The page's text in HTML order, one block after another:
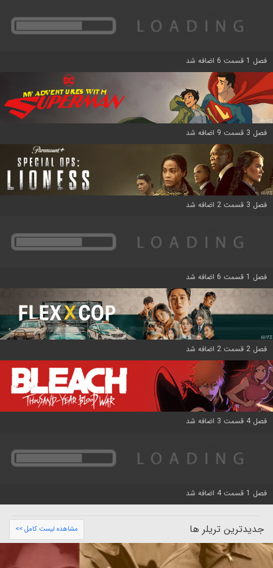
فصل 1 قسمت 6 اضافه شد
فصل 3 قسمت 9 اضافه شد
فصل 3 قسمت 2 اضافه شد
فصل 1 قسمت 6 اضافه شد
فصل 2 قسمت 2 اضافه شد
فصل 4 قسمت 3 اضافه شد
فصل 1 قسمت 4 اضافه شد
جدیدترین تریلر ها مشاهده لیست کامل >>